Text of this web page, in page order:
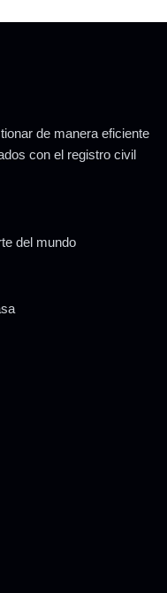
de manera eficiente
con el registro civil
del mundo